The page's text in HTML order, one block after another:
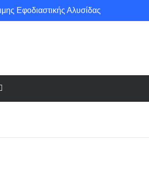
Εφοδιαστικής Αλυσίδας